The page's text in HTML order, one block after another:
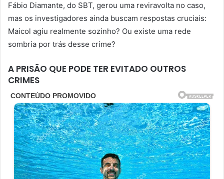
Fábio Diamante, do SBT, gerou uma reviravolta no caso,
mas os investigadores ainda buscam respostas cruciais:
Maicol agiu realmente sozinho? Ou existe uma rede
sombria por trás desse crime?
A PRISÃO QUE PODE TER EVITADO OUTROS
CRIMES